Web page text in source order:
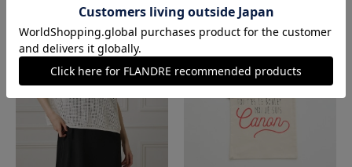
OFF